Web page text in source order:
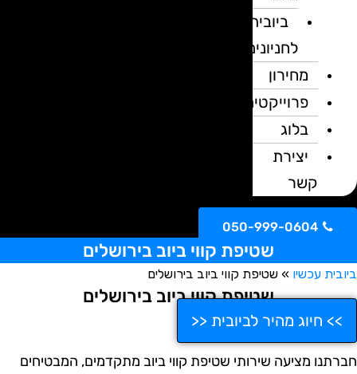
ביובית
לחניונים
מחירון
פרוייקטים
בלוג
יצירת
קשר
050-999-0604
שטיפת קווי ביוב בירושלים
עכשיו»שטיפת קווי ביוב בירושלים
שטיפת קווי ביוב בירושלים
>> חיוג מהיר לביובית <<
מציעה שירותי שטיפת קווי ביוב מתקדמים, המבטיחים